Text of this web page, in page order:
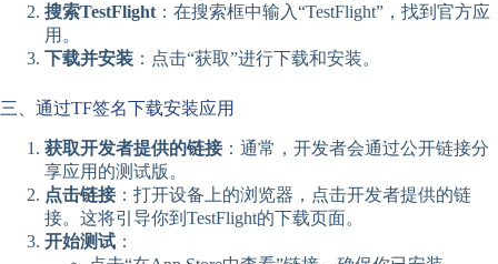
搜索TestFlight ：在搜索框中输入“TestFlight”，找到官方应
用。
下载并安装 ：点击“获取”进行下载和安装。
三、通过TF签名下载安装应用
获取开发者提供的链接：通常，开发者会通过公开链接分
享应用的测试版。
点击链接：打开设备上的浏览器，点击开发者提供的链
接。这将引导你到TestFlight的下载页面。
开始测试 ：